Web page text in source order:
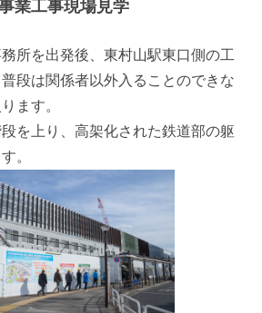
業工事現場見学
所を出発後、東村山駅東口側の工
段は関係者以外入ることのできな
ます。
を上り、高架化された鉄道部の躯
。